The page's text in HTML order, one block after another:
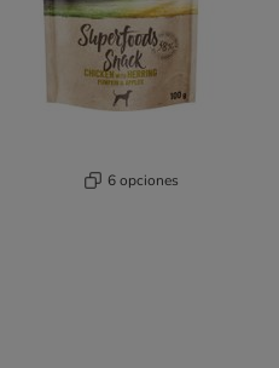
6 opciones